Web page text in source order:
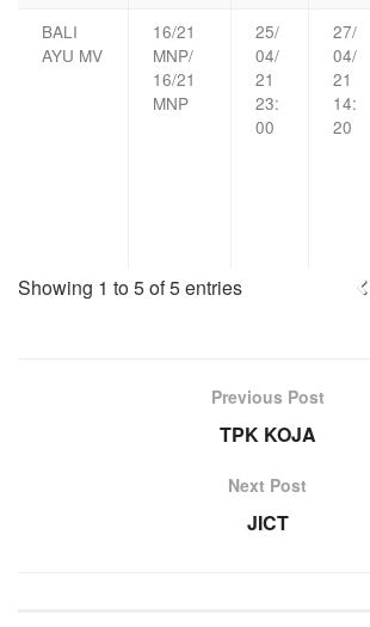
BALI
AYU MV
16/21
MNP/
16/21
MNP
25/
04/
21
23:
00
27/
04/
21
14:
20
Showing 1 to 5 of 5 entries
Previous Post
TPK KOJA
Next Post
JICT